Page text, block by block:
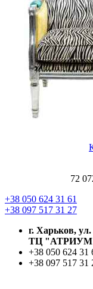
72
+38 050 624 31 61
+38 097 517 31 27
г. Харьков,
ТЦ
+38 050 624 31
+38 097 517 31